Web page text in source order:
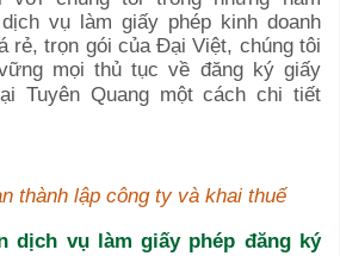
vụ làm giấy phép kinh doanh
rẻ, trọn gói của Đại Việt, chúng tôi
mọi thủ tục về đăng ký giấy
Tuyên Quangmột cách chi tiết
thành lập công ty và khai thuế
dịch vụ làm giấy phép đăng ký